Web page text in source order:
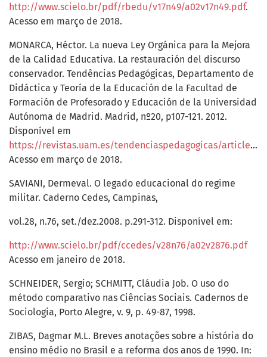
http://www.scielo.br/pdf/rbedu/v17n49/a02v17n49.pdf.
Acesso em março de 2018.
MONARCA, Héctor. La nueva Ley Orgánica para la Mejora
de la Calidad Educativa. La restauración del discurso
conservador. Tendências Pedagógicas, Departamento de
Didáctica y Teoría de la Educación de la Facultad de
Formación de Profesorado y Educación de la Universidad
Autónoma de Madrid. Madrid, nº20, p107-121. 2012.
Disponível em
https://revistas.uam.es/tendenciaspedagogicas/article/view/2017/2123
Acesso em março de 2018.
SAVIANI, Dermeval. O legado educacional do regime
militar. Caderno Cedes, Campinas,
vol.28, n.76, set./dez.2008. p.291-312. Disponível em:
http://www.scielo.br/pdf/ccedes/v28n76/a02v2876.pdf
Acesso em janeiro de 2018.
SCHNEIDER, Sergio; SCHMITT, Cláudia Job. O uso do
método comparativo nas Ciências Sociais. Cadernos de
Sociologia, Porto Alegre, v. 9, p. 49-87, 1998.
ZIBAS, Dagmar M.L. Breves anotações sobre a história do
ensino médio no Brasil e a reforma dos anos de 1990. In: